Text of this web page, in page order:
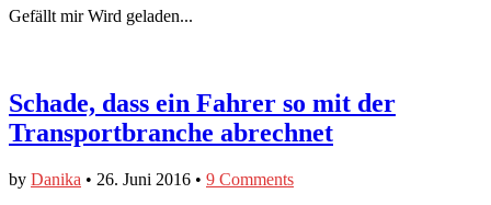
Gefällt mir Wird geladen...
Schade, dass ein Fahrer so mit der
Transportbranche abrechnet
by Danika • 26. Juni 2016 • 9 Comments